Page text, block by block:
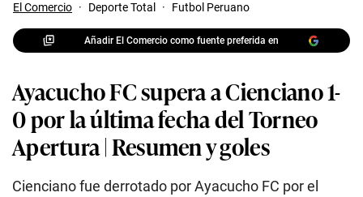
El Comercio · Deporte Total · Futbol Peruano
Añadir El Comercio como fuente preferida en
Ayacucho FC supera a Cienciano 1-
0 por la última fecha del Torneo
Apertura | Resumen y goles
Cienciano fue derrotado por Ayacucho FC por el